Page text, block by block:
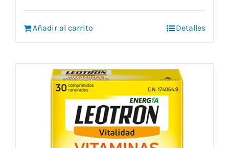
Añadir al carrito Detalles